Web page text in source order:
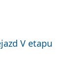
V etapu